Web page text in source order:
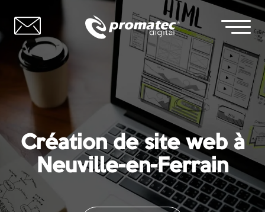
Création de site web à
Neuville-en-Ferrain